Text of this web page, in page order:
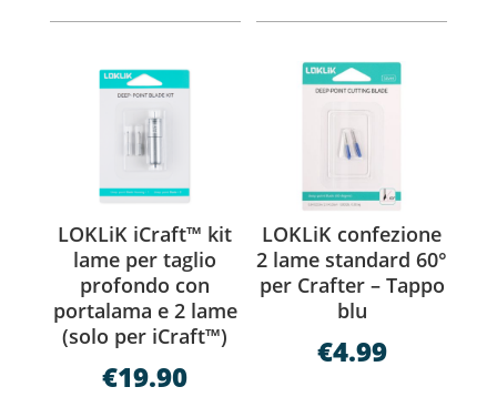
originale
€19.80.
attuale
LOKLiK iCraft™ kit
lame per taglio
profondo con
portalama e 2 lame
(solo per iCraft™)
€19.90
LOKLiK confezione
2 lame standard 60°
per Crafter – Tappo
blu
€4.99